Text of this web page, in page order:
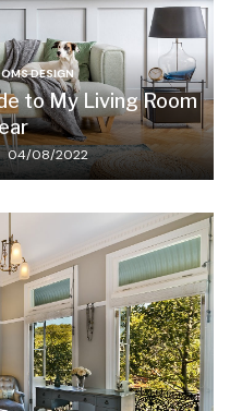
DESIGN
to My Living Room
04/08/2022